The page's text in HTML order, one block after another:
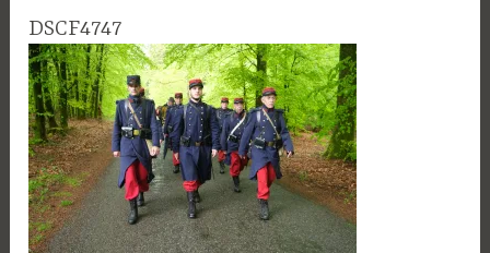
DSCF4747